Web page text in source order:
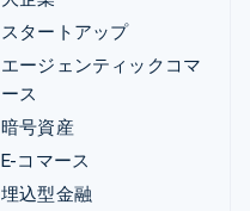
スタートアップ
エージェンティックコマ
ース
暗号資産
E-コマース
埋込型金融